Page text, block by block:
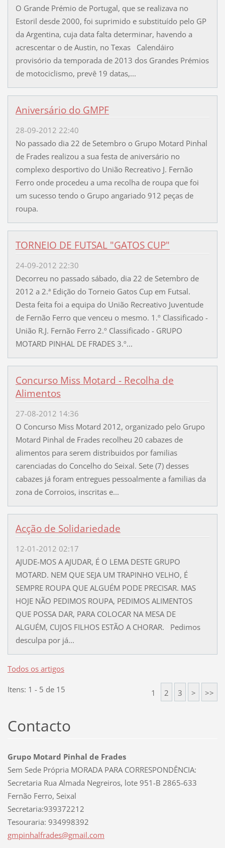
O Grande Prémio de Portugal, que se realizava no
Estoril desde 2000, foi suprimido e substituído pelo GP
da Argentina, cuja data falta determinar, havendo a
acrescentar o de Austin, no Texas Calendáiro
provisório da temporada de 2013 dos Grandes Prémios
de motociclismo, prevê 19 datas,...
Aniversário do GMPF
28-09-2012 22:40
No passado dia 22 de Setembro o Grupo Motard Pinhal
de Frades realizou a sua festa de aniversário no
complexo desportivo do União Recreativo J. Fernão
Ferro onde procedeu a uma recolha de roupa que foi
um sucesso tendo o Grupo angariado 912 peças de
roupa.
TORNEIO DE FUTSAL "GATOS CUP"
24-09-2012 22:30
Decorreu no passado sábado, dia 22 de Setembro de
2012 a 2.ª Edição do Torneio Gatos Cup em Futsal.
Desta feita foi a equipa do União Recreativo Juventude
de Fernão Ferro que venceu o mesmo. 1.º Classificado -
União R.J. Fernão Ferro 2.º Classificado - GRUPO
MOTARD PINHAL DE FRADES 3.º...
Concurso Miss Motard - Recolha de
Alimentos
27-08-2012 14:36
O Concurso Miss Motard 2012, organizado pelo Grupo
Motard Pinhal de Frades recolheu 20 cabazes de
alimentos para serem distribuidos por familias
carenciadas do Concelho do Seixal. Sete (7) desses
cabazes já foram entregues pessoalmente a familias da
zona de Corroios, inscritas e...
Acção de Solidariedade
12-01-2012 02:17
AJUDE-MOS A AJUDAR, É O LEMA DESTE GRUPO
MOTARD. NEM QUE SEJA UM TRAPINHO VELHO, É
SEMPRE ROUPA QUE ALGUÉM PODE PRECISAR. MAS
HOJE NÃO PEDIMOS ROUPA, PEDIMOS ALIMENTOS
QUE POSSA DAR, PARA COLOCAR NA MESA DE
ALGUÉM, CUJOS FILHOS ESTÃO A CHORAR. Pedimos
desculpa por já...
Todos os artigos
Itens: 1 - 5 de 15 1 2 3 > >>
Contacto
Grupo Motard Pinhal de Frades
Sem Sede Própria MORADA PARA CORRESPONDÊNCIA:
Secretaria Rua Almada Negreiros, lote 951-B 2865-633
Fernão Ferro, Seixal
Secretaria:939372212
Tesouraria: 934998392
gmpinhalfrades@gmail.com